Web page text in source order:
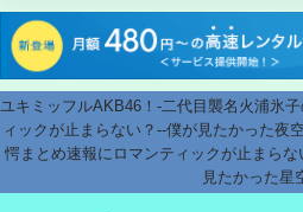
ユキミッフルAKB46！-二代目襲名火浦氷
ィックが止まらない？--僕が見たかった夜
愕まとめ速報にロマンティックが止まら
見たかった星